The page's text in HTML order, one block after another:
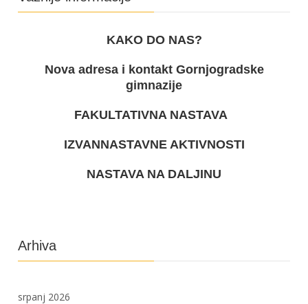
KAKO DO NAS?
Nova adresa i kontakt Gornjogradske
gimnazije
FAKULTATIVNA NASTAVA
IZVANNASTAVNE AKTIVNOSTI
NASTAVA NA DALJINU
Arhiva
srpanj 2026